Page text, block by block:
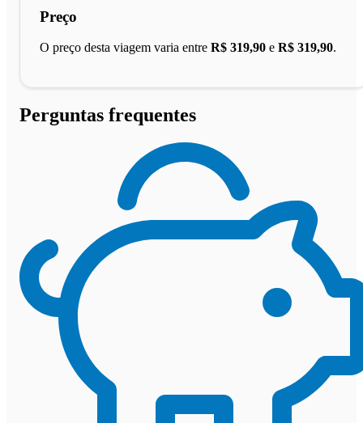
Preço
O preço desta viagem varia entre R$ 319,90 e R$ 319,90.
Perguntas frequentes